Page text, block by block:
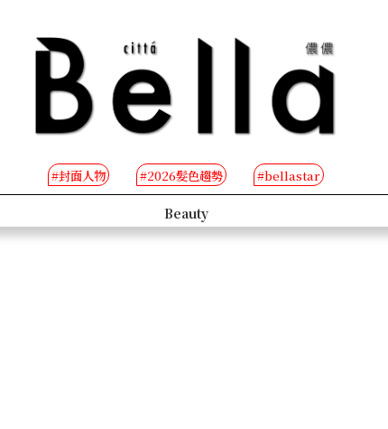
#封面人物 #2026髮色趨勢 #bellastar
Beauty